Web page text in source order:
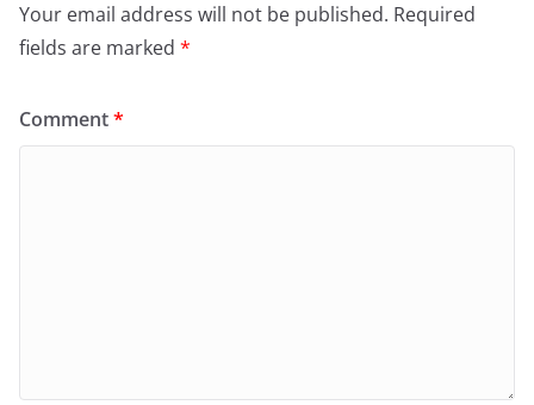
Your email address will not be published. Required
fields are marked *
Comment*